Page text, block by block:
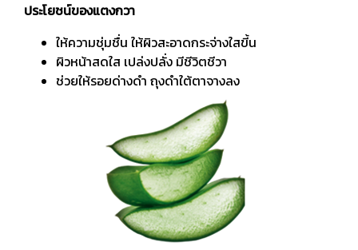
ประโยชน์ของแตงกวา
ให้ความชุ่มชื่น ให้ผิวสะอาดกระจ่างใสขี้น
ผิวหน้าสดใส เปล่งปลั่ง มีชีวิตชีวา
ช่วยให้รอยด่างดำ ถุงดำใต้ตาจางลง